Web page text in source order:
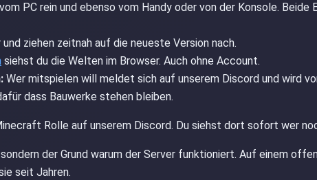
PC rein und ebenso vom Handy oder von der Konsole.
ziehen zeitnah auf die neueste Version nach.
siehst du die Welten im Browser. Auch ohne Account.
Wer mitspielen will meldet sich auf unserem Discord und wird
dass Bauwerke stehen bleiben.
Rolle auf unserem Discord. Du siehst dort sofort wer
der Grund warum der Server funktioniert. Auf einem
seit Jahren.